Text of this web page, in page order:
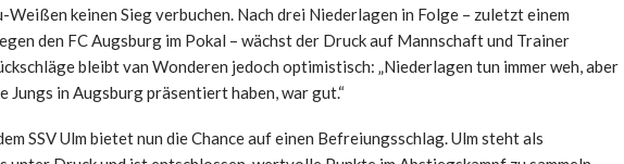
Weißen keinen Sieg verbuchen. Nach drei Niederlagen in Folge – zuletzt einem
den FC Augsburg im Pokal – wächst der Druck auf Mannschaft und Trainer
bleibt van Wonderen jedoch optimistisch: „Niederlagen tun immer weh, aber
Jungs in Augsburg präsentiert haben, war gut.“
SSV Ulm bietet nun die Chance auf einen Befreiungsschlag. Ulm steht als